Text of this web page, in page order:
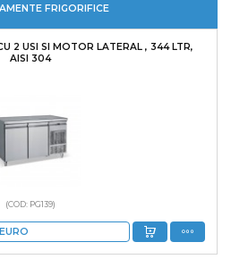
FRIGORIFICE
2 USI SI MOTOR LATERAL , 344 LTR,
AISI 304
(COD: PG139)
EURO